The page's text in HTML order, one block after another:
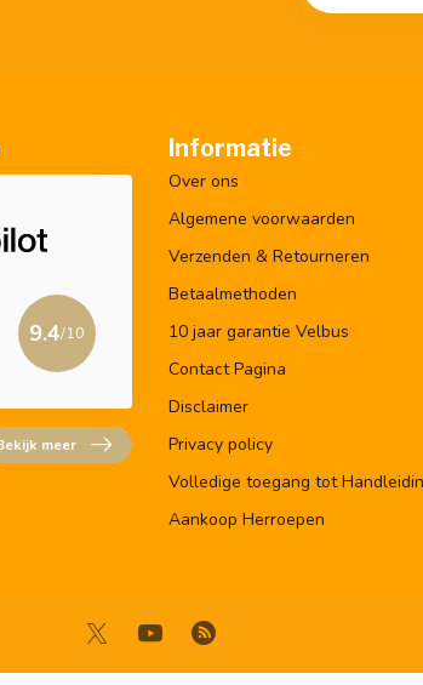
9.4/10
meer
Informatie
Over ons
Algemene voorwaarden
Verzenden & Retourneren
Betaalmethoden
10 jaar garantie Velbus
Contact Pagina
Disclaimer
Privacy policy
Volledige toegang tot
Aankoop Herroepen